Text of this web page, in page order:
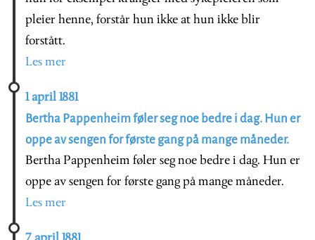
pleier henne, forstår hun ikke at hun ikke blir
forstått.
Les mer
1 april 1881
Bertha Pappenheim føler seg noe bedre i dag. Hun er
oppe av sengen for første gang på mange måneder.
Bertha Pappenheim føler seg noe bedre i dag. Hun er
oppe av sengen for første gang på mange måneder.
Les mer